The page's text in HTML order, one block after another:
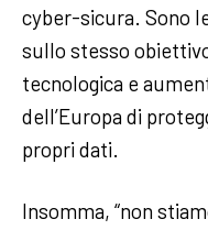
cyber-sicura. Sono
sullo stesso
tecnologica e
dell’Europa di
propri dati.
Insomma, “non